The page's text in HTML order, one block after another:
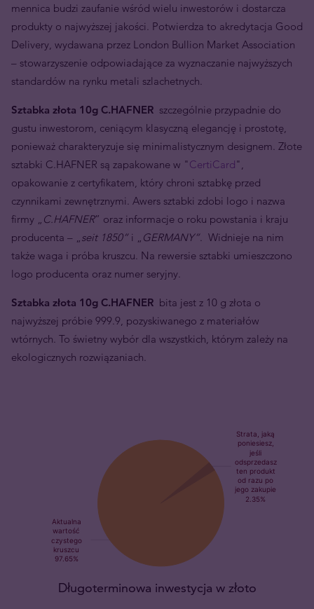
mennica budzi zaufanie wśród wielu inwestorów i dostarcza
produkty o najwyższej jakości. Potwierdza to akredytacja Good
Delivery, wydawana przez London Bullion Market Association
– stowarzyszenie odpowiadające za wyznaczanie najwyższych
standardów na rynku metali szlachetnych.
Sztabka złota 10g C.HAFNER szczególnie przypadnie do
gustu inwestorom, ceniącym klasyczną elegancję i prostotę,
ponieważ charakteryzuje się minimalistycznym designem. Złote
sztabki C.HAFNER są zapakowane w "CertiCard",
opakowanie z certyfikatem, który chroni sztabkę przed
czynnikami zewnętrznymi. Awers sztabki zdobi logo i nazwa
firmy „ C.HAFNER” oraz informacje o roku powstania i kraju
producenta – „seit 1850” i „ GERMANY”. Widnieje na nim
także waga i próba kruszcu. Na rewersie sztabki umieszczono
logo producenta oraz numer seryjny.
Sztabka złota 10g C.HAFNER bita jest z 10 g złota o
najwyższej próbie 999.9, pozyskiwanego z materiałów
wtórnych. To świetny wybór dla wszystkich, którym zależy na
ekologicznych rozwiązaniach.
Długoterminowa inwestycja w złoto